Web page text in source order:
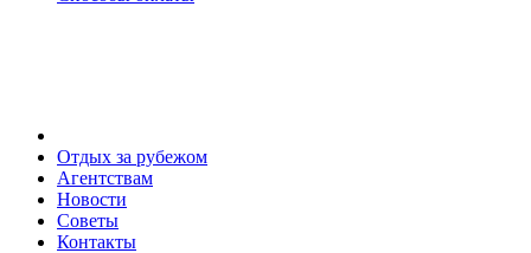
Отдых за рубежом
Агентствам
Новости
Советы
Контакты